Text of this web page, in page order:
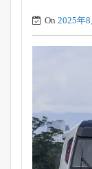
On 2025年